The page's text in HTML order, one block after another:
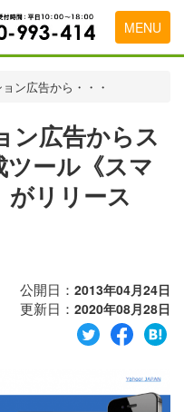
MENU
ン広告から・・・
ン広告からス
ール《スマ
リリース
公開日： 2013年04月24日
更新日： 2020年08月28日